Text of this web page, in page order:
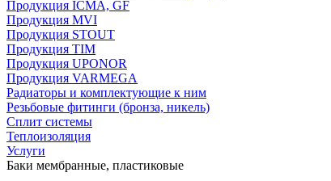
Продукция ICMA, GF
Продукция MVI
Продукция STOUT
Продукция TIM
Продукция UPONOR
Продукция VARMEGA
Радиаторы и комплектующие к ним
Резьбовые фитинги (бронза, никель)
Сплит системы
Теплоизоляция
Услуги
Баки мембранные, пластиковые